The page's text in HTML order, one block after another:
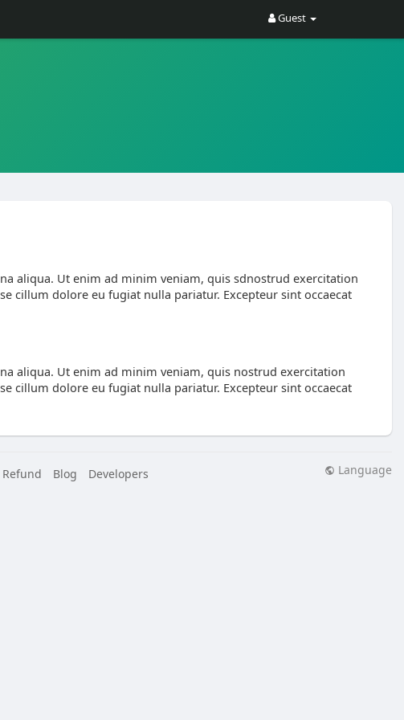
Guest
aliqua. Ut enim ad minim veniam, quis sdnostrud exercitation
cillum dolore eu fugiat nulla pariatur. Excepteur sint occaecat
aliqua. Ut enim ad minim veniam, quis nostrud exercitation
cillum dolore eu fugiat nulla pariatur. Excepteur sint occaecat
Blog Developers Language